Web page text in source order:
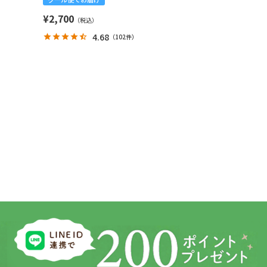
¥2,700
4.68 （102件）